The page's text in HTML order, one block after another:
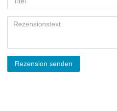
Rezension senden